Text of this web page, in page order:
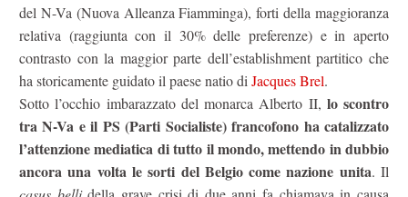
del N-Va (Nuova Alleanza Fiamminga), forti della maggioranza
relativa (raggiunta con il 30% delle preferenze) e in aperto
contrasto con la maggior parte dell’establishment partitico che
ha storicamente guidato il paese natio di Jacques Brel.
Sotto l’occhio imbarazzato del monarca Alberto II, lo scontro
tra N-Va e il PS (Parti Socialiste) francofono ha catalizzato
l’attenzione mediatica di tutto il mondo,mettendo in dubbio
ancora una volta le sorti del Belgio come nazione unita. Il